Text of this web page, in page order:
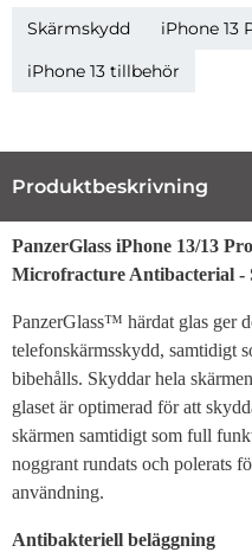
Skärmskydd iPhone 13
iPhone 13 tillbehör
Produktbeskrivning
PanzerGlass iPhone 13/13
Microfracture Antibacterial -
PanzerGlass™ härdat glas ger
telefonskärmsskydd, samtidigt
bibehålls. Skyddar hela
glaset är optimerad för att
skärmen samtidigt som full
noggrant rundats och polerats
användning.
Antibakteriell beläggning